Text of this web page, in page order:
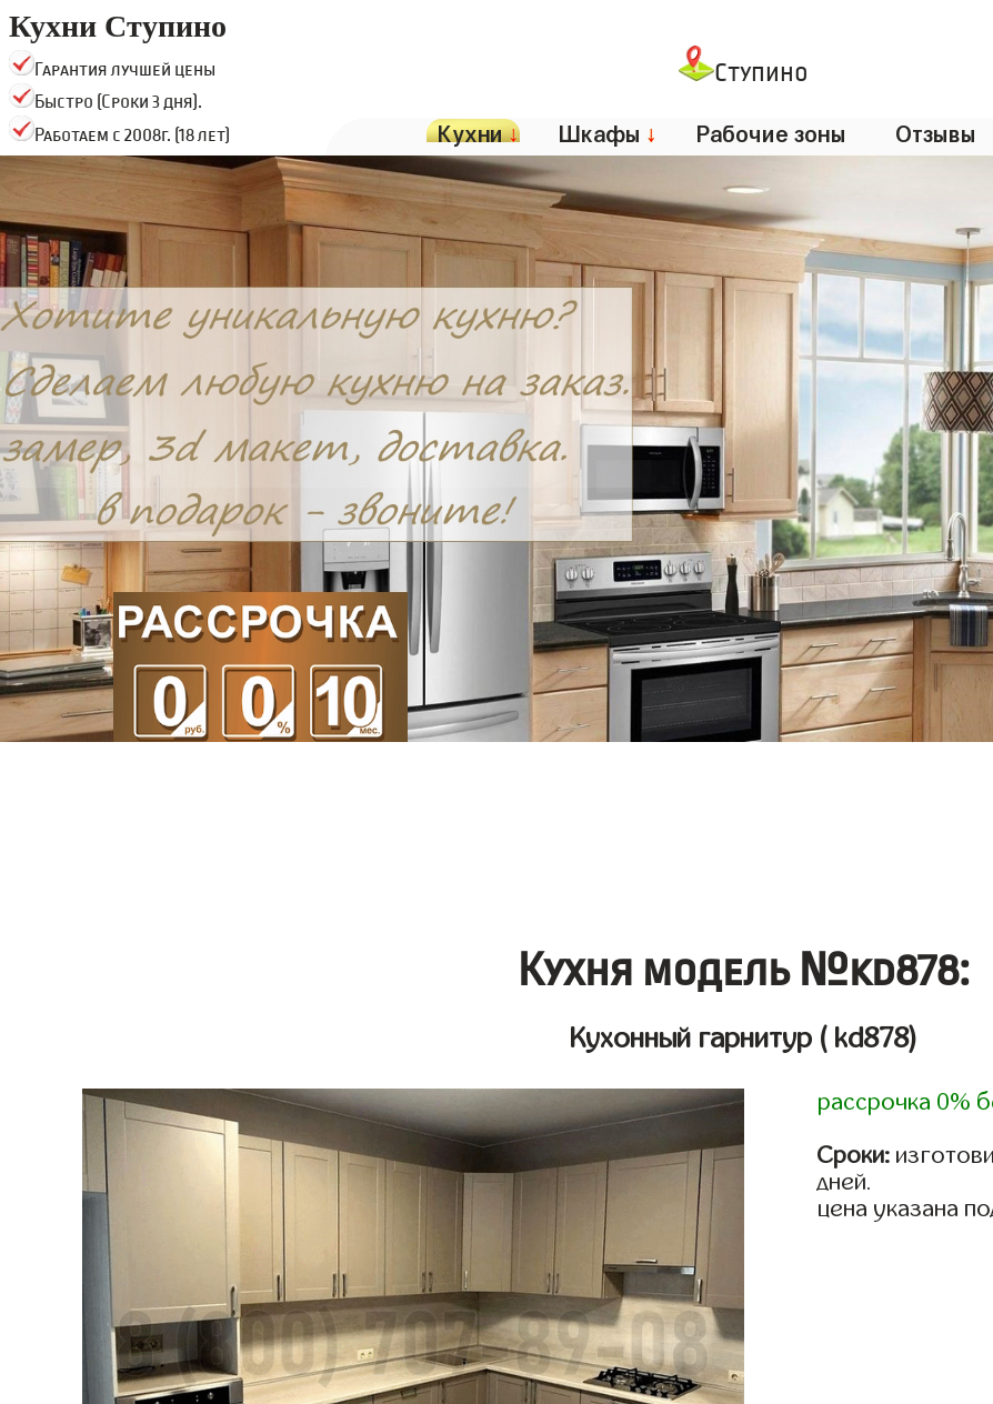
Кухни Ступино
Гарантия лучшей цены
Быстро (Сроки 3 дня).
Работаем с 2008г. (18 лет)
Ступино
Кухни↓ Шкафы ↓ Рабочие зоны Отзывы
Кухня модель №kd878:
Кухонный гарнитур ( kd878)
рассрочка 0%
Сроки:
дней.
цена указана